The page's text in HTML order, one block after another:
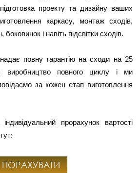
проекту та дизайну ваших
каркасу, монтаж сходів,
і навіть підсвітки сходів.
повну гарантію на сходи на 25
повного циклу і ми
за кожен етап виготовлення
прорахунок вартості
ПОРАХУВАТИ